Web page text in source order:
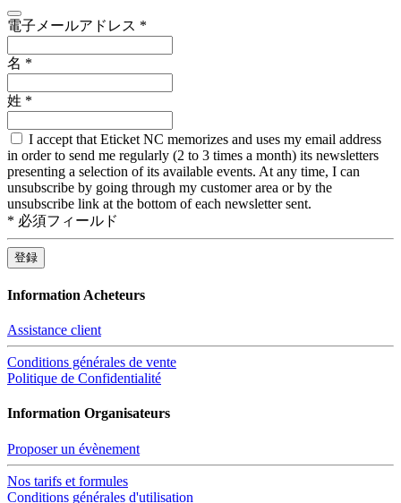
電子メールアドレス *
名 *
姓 *
I accept that Eticket NC memorizes and uses my email address
in order to send me regularly (2 to 3 times a month) its newsletters
presenting a selection of its available events. At any time, I can
unsubscribe by going through my customer area or by the
unsubscribe link at the bottom of each newsletter sent.
* 必須フィールド
Information Acheteurs
Assistance client
Conditions générales de vente
Politique de Confidentialité
Information Organisateurs
Proposer un évènement
Nos tarifs et formules
Conditions générales d'utilisation